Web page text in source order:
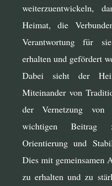
weiterzuentwickeln,
Heimat, die
Verantwortung für
erhalten und gefördert
Dabei sieht der
Miteinander von
der Vernetzung
wichtigen Beitrag
Orientierung und
Dies mit gemeinsamen
zu erhalten und zu